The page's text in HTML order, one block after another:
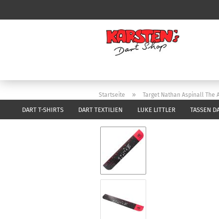
DART T-SHIRTS DART TEXTILIEN LUKE LITTLER TASSEN
Startseite » Target Nathan Aspinall The